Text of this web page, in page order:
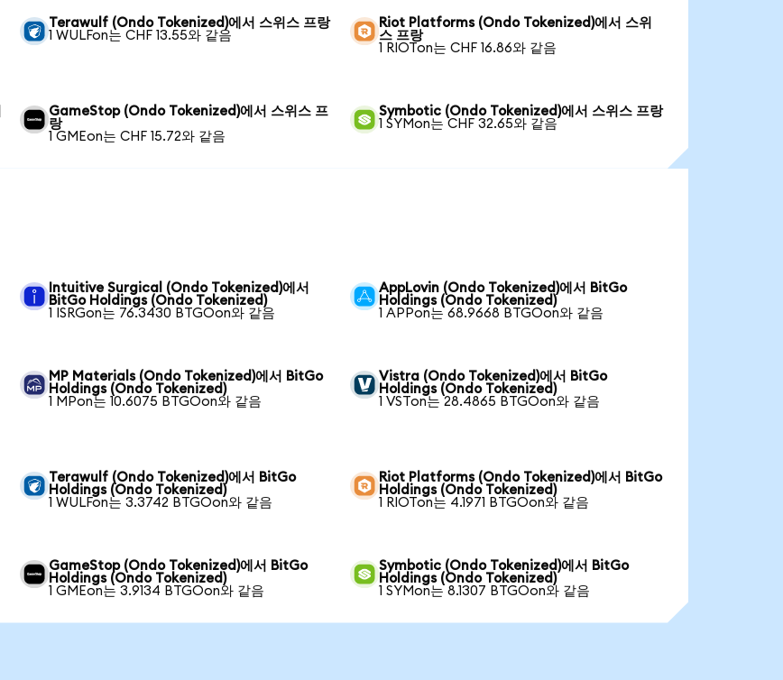
Terawulf (Ondo Tokenized)에서 스위스 프랑
1 WULFon는 CHF 13.55와 같음
Riot Platforms (Ondo Tokenized)에서 스위
스 프랑
1 RIOTon는 CHF 16.86와 같음
GameStop (Ondo Tokenized)에서 스위스 프
랑
1 GMEon는 CHF 15.72와 같음
Symbotic (Ondo Tokenized)에서 스위스 프랑
1 SYMon는 CHF 32.65와 같음
Intuitive Surgical (Ondo Tokenized)에서
BitGo Holdings (Ondo Tokenized)
1 ISRGon는 76.3430 BTGOon와 같음
AppLovin (Ondo Tokenized)에서 BitGo
Holdings (Ondo Tokenized)
1 APPon는 68.9668 BTGOon와 같음
MP Materials (Ondo Tokenized)에서 BitGo
Holdings (Ondo Tokenized)
1 MPon는 10.6075 BTGOon와 같음
Vistra (Ondo Tokenized)에서 BitGo
Holdings (Ondo Tokenized)
1 VSTon는 28.4865 BTGOon와 같음
Terawulf (Ondo Tokenized)에서 BitGo
Holdings (Ondo Tokenized)
1 WULFon는 3.3742 BTGOon와 같음
Riot Platforms (Ondo Tokenized)에서 BitGo
Holdings (Ondo Tokenized)
1 RIOTon는 4.1971 BTGOon와 같음
GameStop (Ondo Tokenized)에서 BitGo
Holdings (Ondo Tokenized)
1 GMEon는 3.9134 BTGOon와 같음
Symbotic (Ondo Tokenized)에서 BitGo
Holdings (Ondo Tokenized)
1 SYMon는 8.1307 BTGOon와 같음